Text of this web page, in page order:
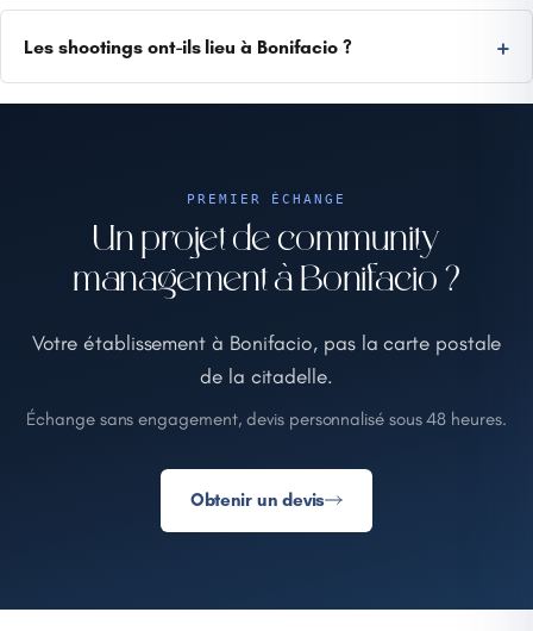
Les shootings ont-ils lieu à Bonifacio ?
PREMIER ÉCHANGE
Un projet de community
management à Bonifacio ?
Votre établissement à Bonifacio, pas la carte postale
de la citadelle.
Échange sans engagement, devis personnalisé sous 48 heures.
Obtenir un devis